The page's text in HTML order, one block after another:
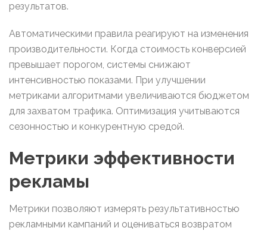
результатов.
Автоматическими правила реагируют на изменения
производительности. Когда стоимость конверсией
превышает порогом, системы снижают
интенсивностью показами. При улучшении
метриками алгоритмами увеличиваются бюджетом
для захватом трафика. Оптимизация учитываются
сезонностью и конкурентную средой.
Метрики эффективности
рекламы
Метрики позволяют измерять результативностью
рекламными кампаний и оцениваться возвратом